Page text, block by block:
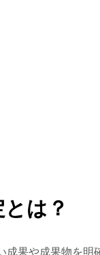
は？
成果や成果物を明